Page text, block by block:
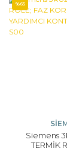
%65
Siemens
TERMİK